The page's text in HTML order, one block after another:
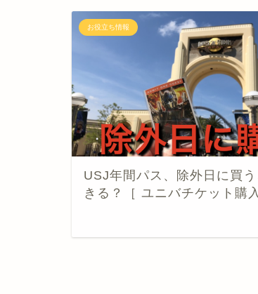
お役立ち情報
USJ年間パス、除外日に買
きる？［ ユニバチケット購